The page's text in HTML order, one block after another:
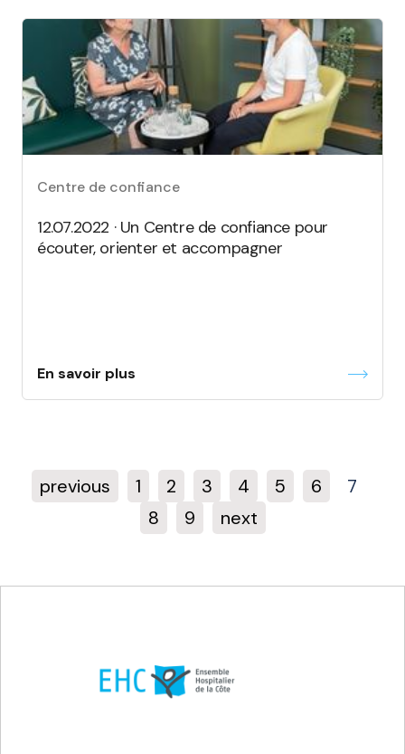
Centre de confiance
12.07.2022 · Un Centre de confiance pour
écouter, orienter et accompagner
En savoir plus
previous 1 2 3 4 5 6
7
8
9 next